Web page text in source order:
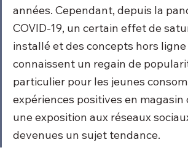
années. Cependant, depuis la
COVID-19, un certain effet de
installé et des concepts hors
connaissent un regain de
particulier pour les jeunes
expériences positives en magasin
une exposition aux réseaux
devenues un sujet tendance.